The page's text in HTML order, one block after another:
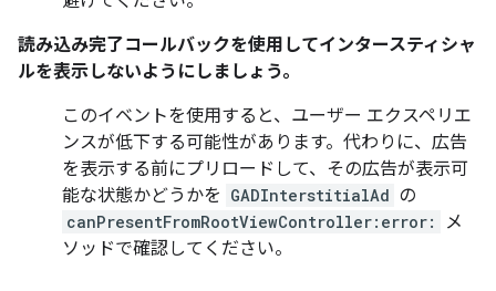
読み込み完了コールバックを使用してインタースティシャ
ルを表示しないようにしましょう。
このイベントを使用すると、ユーザー エクスペリエ
ンスが低下する可能性があります。代わりに、広告
を表示する前にプリロードして、その広告が表示可
能な状態かどうかを GADInterstitialAd の
canPresentFromRootViewController:error:
メ
ソッドで確認してください。